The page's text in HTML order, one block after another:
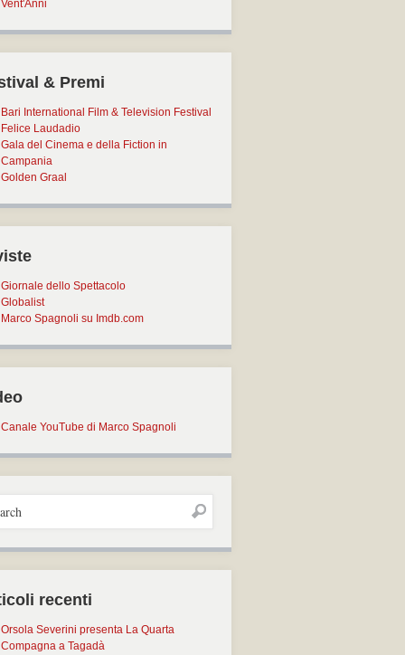
Vent'Anni
& Premi
Bari International Film & Television Festival
Felice Laudadio
Gala del Cinema e della Fiction in
Campania
Golden Graal
Giornale dello Spettacolo
Globalist
Marco Spagnoli su Imdb.com
Canale YouTube di Marco Spagnoli
recenti
Orsola Severini presenta La Quarta
Compagna a Tagadà